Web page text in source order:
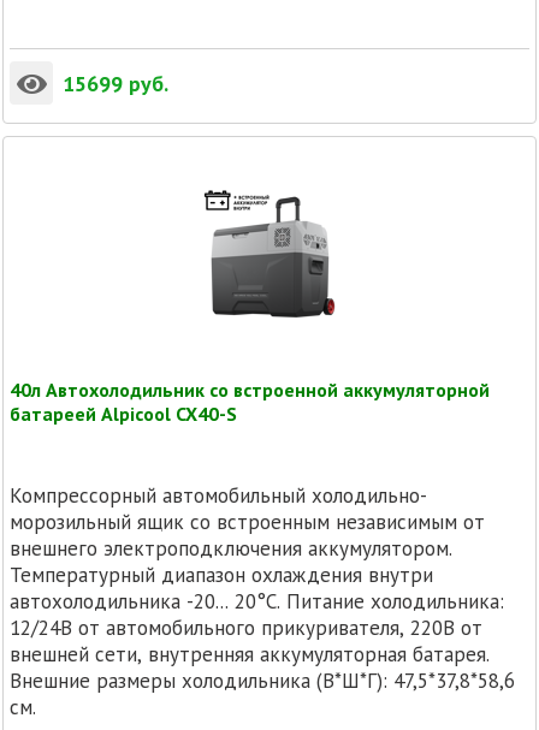
15699 руб.
40л Автохолодильник со встроенной аккумуляторной
батареей Alpicool CX40-S
Компрессорный автомобильный холодильно-
морозильный ящик со встроенным независимым от
внешнего электроподключения аккумулятором.
Температурный диапазон охлаждения внутри
автохолодильника -20... 20°C. Питание холодильника:
12/24В от автомобильного прикуривателя, 220В от
внешней сети, внутренняя аккумуляторная батарея.
Внешние размеры холодильника (В*Ш*Г): 47,5*37,8*58,6
см.